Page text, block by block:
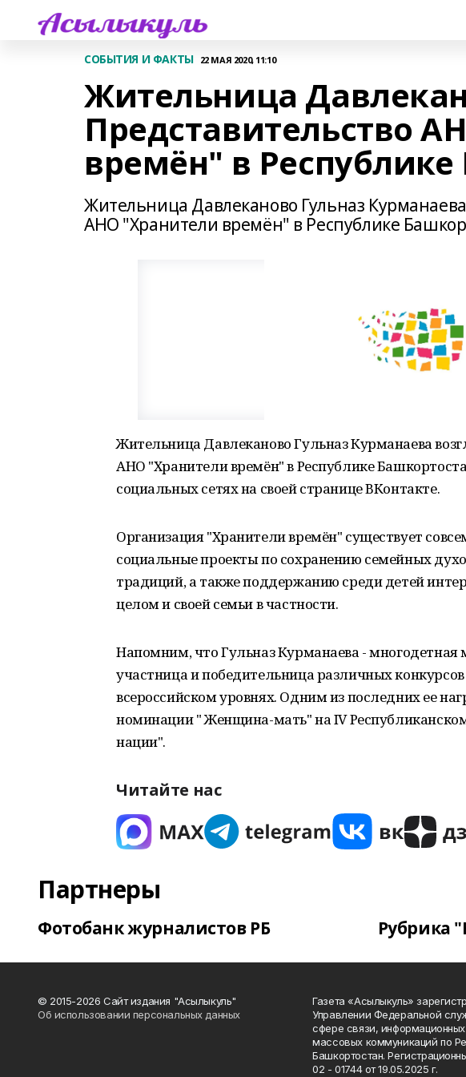
СОБЫТИЯ И ФАКТЫ 22 МАЯ 2020, 11:10
Жительница
Представительство
времён" в
Жительница Давлеканово Гульназ
АНО "Хранители времён" в Республике
Жительница Давлеканово Гульназ Курманаева
АНО "Хранители времён" в Республике
социальных сетях на своей странице ВКонтакте.
Организация "Хранители времён" существует
социальные проекты по сохранению семейных
традиций, а также поддержанию среди детей
целом и своей семьи в частности.
Напомним, что Гульназ Курманаева - многодетная
участница и победительница различных
всероссийском уровнях. Одним из последних ее
номинации " Женщина-мать" на IV
нации".
Читайте нас
Партнеры
Фотобанк журналистов РБ Рубрика
© 2015-2026 Сайт издания "Асылыкуль"
Об использовании персональных данных
Газета «Асылыкуль»
Управлении Федеральной
сфере связи, информационных
массовых коммуникаций по
Башкортостан.
02 - 01744 от 19.05.2025 г.